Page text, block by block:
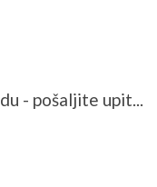
- pošaljite upit...